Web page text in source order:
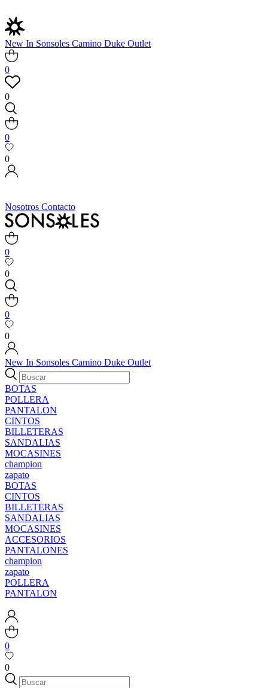
New In Sonsoles Camino Duke Outlet
0
0
0
0
Nosotros Contacto
0
0
0
0
New In Sonsoles Camino Duke Outlet
BOTAS
POLLERA
PANTALON
CINTOS
BILLETERAS
SANDALIAS
MOCASINES
champion
zapato
BOTAS
CINTOS
BILLETERAS
SANDALIAS
MOCASINES
ACCESORIOS
PANTALONES
champion
zapato
POLLERA
PANTALON
0
0